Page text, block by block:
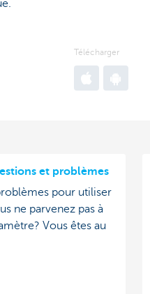
Télécharger
et problèmes
pour utiliser
ne parvenez pas à
Vous êtes au